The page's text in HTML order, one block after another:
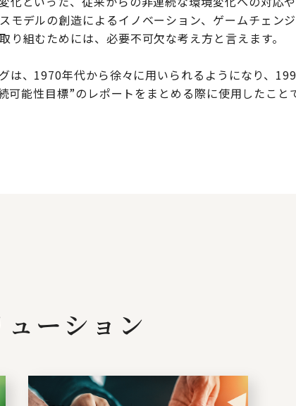
モデルの創造によるイノベーション、ゲームチェン
り組むためには、必要不可欠な考え方と言えます。
は、1970年代から徐々に用いられるようになり、
可能性目標”のレポートをまとめる際に使用したこと
ーション